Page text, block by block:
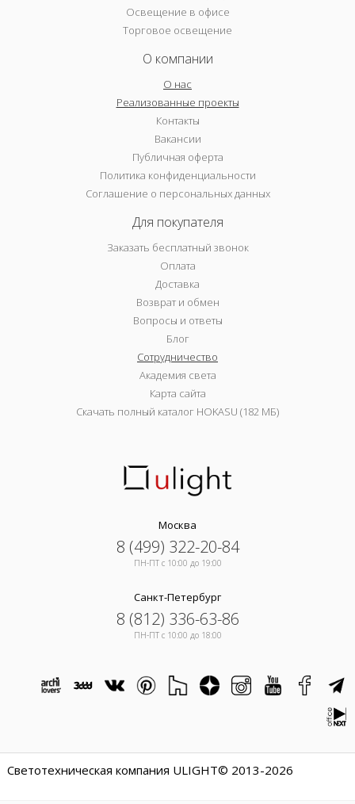
Освещение в офисе
Торговое освещение
О компании
О нас
Реализованные проекты
Контакты
Вакансии
Публичная оферта
Политика конфиденциальности
Соглашение о персональных данных
Для покупателя
Заказать бесплатный звонок
Оплата
Доставка
Возврат и обмен
Вопросы и ответы
Блог
Сотрудничество
Академия света
Карта сайта
Скачать полный каталог HOKASU (182 МБ)
Москва
8 (499) 322-20-84
ПН-ПТ c 10:00 до 19:00
Санкт-Петербург
8 (812) 336-63-86
ПН-ПТ c 10:00 до 18:00
Светотехническая компания ULIGHT© 2013-2026